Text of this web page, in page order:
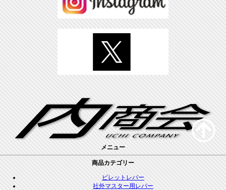
メニュー
商品カテゴリー
ビレットレバー
社外マスター用レバー